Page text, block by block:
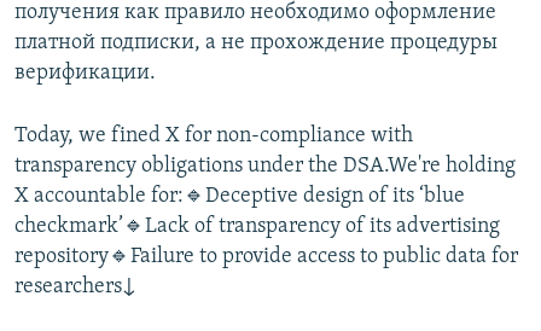
получения как правило необходимо оформление
платной подписки, а не прохождение процедуры
верификации.
Today, we fined X for non-compliance with
transparency obligations under the DSA.We're holding
X accountable for:🔹Deceptive design of its ‘blue
checkmark’🔹Lack of transparency of its advertising
repository🔹Failure to provide access to public data for
researchers↓